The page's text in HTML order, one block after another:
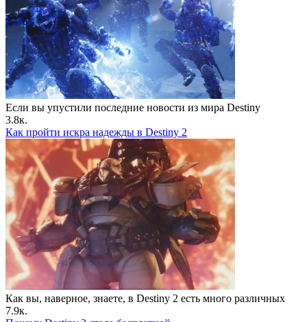
Если вы упустили последние новости из мира Destiny
3.8к.
Как пройти искра надежды в Destiny 2
Как вы, наверное, знаете, в Destiny 2 есть много различных
7.9к.